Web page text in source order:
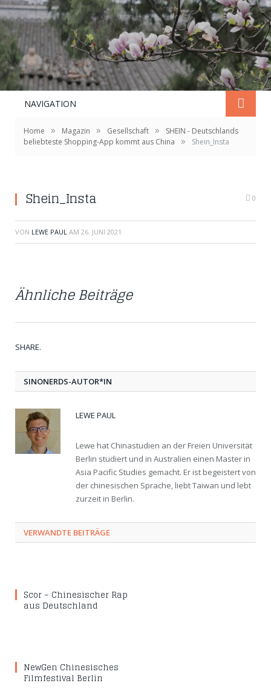
NAVIGATION
Home » Magazin » Gesellschaft »
SHEIN - Deutschlands
beliebteste Shopping-App kommt aus China
» Shein_Insta
Shein_Insta 0
VON LEWE PAUL AM 26. JUNI 2021
Ähnliche Beiträge
SHARE.
SINONERDS-AUTOR*IN
LEWE PAUL
Lewe hat Chinastudien an der Freien Universität
Berlin studiert und in Australien einen Master in
Asia Pacific Studies gemacht. Er ist begeistert von
der chinesischen Sprache, liebt Taiwan und lebt
zurzeit in Berlin.
VERWANDTE BEITRÄGE
Scor – Chinesischer Rap
aus Deutschland
NewGen Chinesisches
Filmfestival Berlin